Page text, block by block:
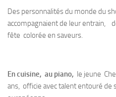
Des personnalités du monde du
accompagnaient de leur entrain,
fête colorée en saveurs.
En cuisine, au piano, le jeune
ans, officie avec talent entouré de